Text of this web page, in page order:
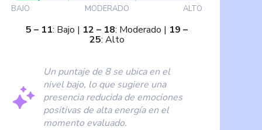
BAJO MODERADO ALTO
5 – 11: Bajo | 12 – 18: Moderado | 19 –
25: Alto
Un puntaje de 8 se ubica en el
nivel bajo, lo que sugiere una
presencia reducida de emociones
positivas de alta energía en el
momento evaluado.